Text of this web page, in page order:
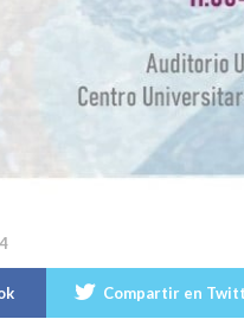
Compartir en